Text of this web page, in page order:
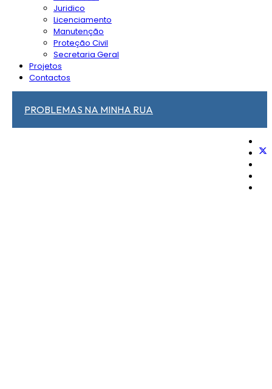
Juridico
Licenciamento
Manutenção
Proteção Civil
Secretaria Geral
Projetos
Contactos
PROBLEMAS NA MINHA RUA